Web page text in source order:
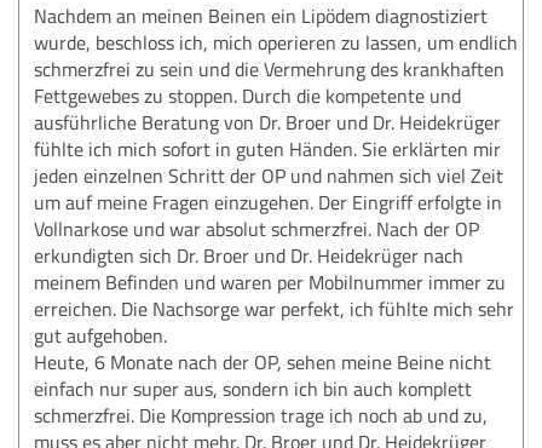
Nachdem an meinen Beinen ein Lipödem diagnostiziert
wurde, beschloss ich, mich operieren zu lassen, um endlich
schmerzfrei zu sein und die Vermehrung des krankhaften
Fettgewebes zu stoppen. Durch die kompetente und
ausführliche Beratung von Dr. Broer und Dr. Heidekrüger
fühlte ich mich sofort in guten Händen. Sie erklärten mir
jeden einzelnen Schritt der OP und nahmen sich viel Zeit
um auf meine Fragen einzugehen. Der Eingriff erfolgte in
Vollnarkose und war absolut schmerzfrei. Nach der OP
erkundigten sich Dr. Broer und Dr. Heidekrüger nach
meinem Befinden und waren per Mobilnummer immer zu
erreichen. Die Nachsorge war perfekt, ich fühlte mich sehr
gut aufgehoben.
Heute, 6 Monate nach der OP, sehen meine Beine nicht
einfach nur super aus, sondern ich bin auch komplett
schmerzfrei. Die Kompression trage ich noch ab und zu,
muss es aber nicht mehr. Dr. Broer und Dr. Heidekrüger